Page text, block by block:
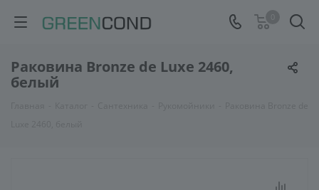
Раковина Bronze de Luxe 2460,
белый